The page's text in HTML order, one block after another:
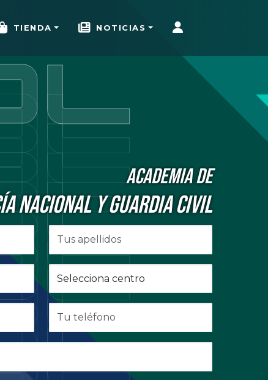
TIENDA NOTICIAS
ACADEMIA DE
NACIONAL Y GUARDIA CIVIL